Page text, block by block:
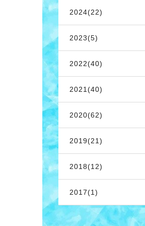
2024(22)
2023(5)
2022(40)
2021(40)
2020(62)
2019(21)
2018(12)
2017(1)